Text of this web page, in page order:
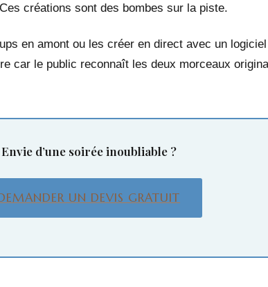
créations sont des bombes sur la piste.
en amont ou les créer en direct avec un
car le public reconnaît les deux morceaux
Envie d’une soirée inoubliable ?
UN DEVIS GRATUIT